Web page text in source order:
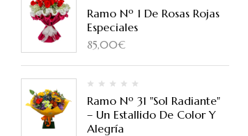
Ramo Nº 1 De Rosas Rojas
Especiales
85,00€
Ramo Nº 31 "Sol Radiante"
– Un Estallido De Color Y
Alegría